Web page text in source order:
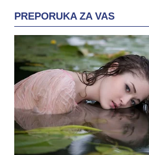
PREPORUKA ZA VAS